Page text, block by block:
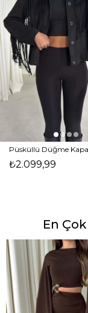
₺2.099,99
En